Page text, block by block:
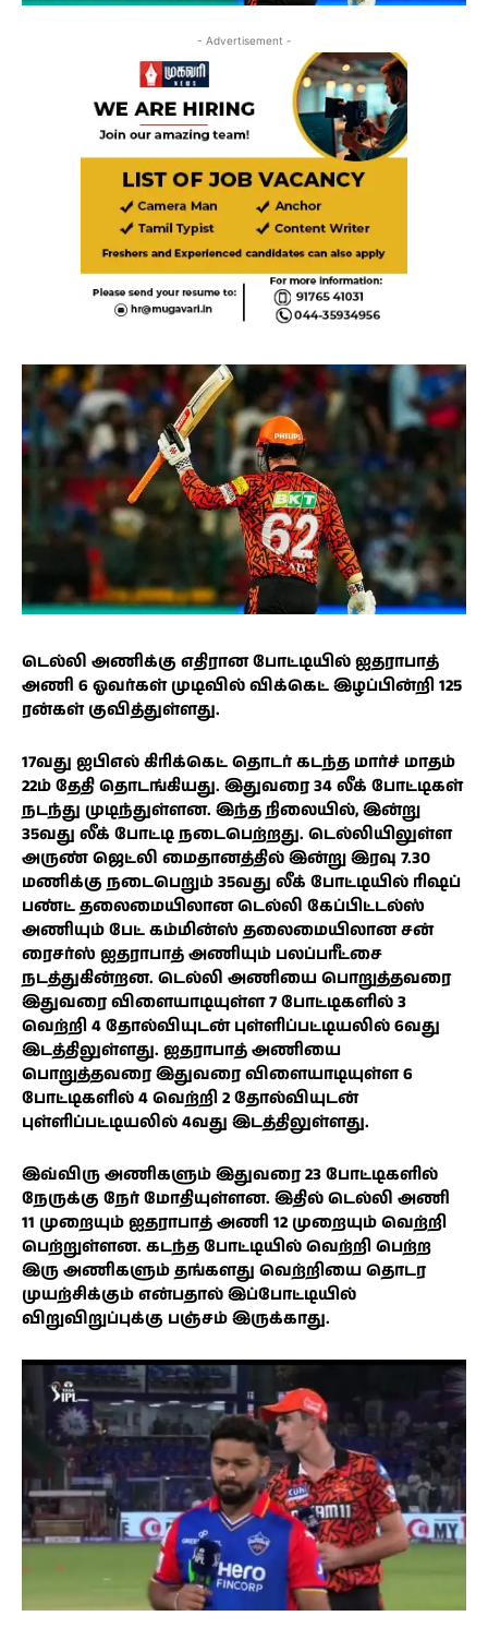
- Advertisement -
டெல்லி அணிக்கு எதிரான போட்டியில் ஐதராபாத்
அணி 6 ஓவர்கள் முடிவில் விக்கெட் இழப்பின்றி 125
ரன்கள் குவித்துள்ளது.
17வது ஐபிஎல் கிரிக்கெட் தொடர் கடந்த மார்ச் மாதம்
22ம் தேதி தொடங்கியது. இதுவரை 34 லீக் போட்டிகள்
நடந்து முடிந்துள்ளன. இந்த நிலையில், இன்று
35வது லீக் போட்டி நடைபெற்றது. டெல்லியிலுள்ள
அருண் ஜெட்லி மைதானத்தில் இன்று இரவு 7.30
மணிக்கு நடைபெறும் 35வது லீக் போட்டியில் ரிஷப்
பண்ட் தலைமையிலான டெல்லி கேப்பிட்டல்ஸ்
அணியும் பேட் கம்மின்ஸ் தலைமையிலான சன்
ரைசர்ஸ் ஐதராபாத் அணியும் பலப்பரீட்சை
நடத்துகின்றன. டெல்லி அணியை பொறுத்தவரை
இதுவரை விளையாடியுள்ள 7 போட்டிகளில் 3
வெற்றி 4 தோல்வியுடன் புள்ளிப்பட்டியலில் 6வது
இடத்திலுள்ளது. ஐதராபாத் அணியை
பொறுத்தவரை இதுவரை விளையாடியுள்ள 6
போட்டிகளில் 4 வெற்றி 2 தோல்வியுடன்
புள்ளிப்பட்டியலில் 4வது இடத்திலுள்ளது.
இவ்விரு அணிகளும் இதுவரை 23 போட்டிகளில்
நேருக்கு நேர் மோதியுள்ளன. இதில் டெல்லி அணி
11 முறையும் ஐதராபாத் அணி 12 முறையும் வெற்றி
பெற்றுள்ளன. கடந்த போட்டியில் வெற்றி பெற்ற
இரு அணிகளும் தங்களது வெற்றியை தொடர
முயற்சிக்கும் என்பதால் இப்போட்டியில்
விறுவிறுப்புக்கு பஞ்சம் இருக்காது.